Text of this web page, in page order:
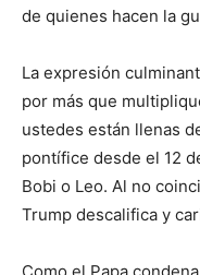
de quienes hacen la
La expresión
por más que
ustedes están llenas
pontífice desde el 12
Bobi o Leo. Al no
Trump descalifica y